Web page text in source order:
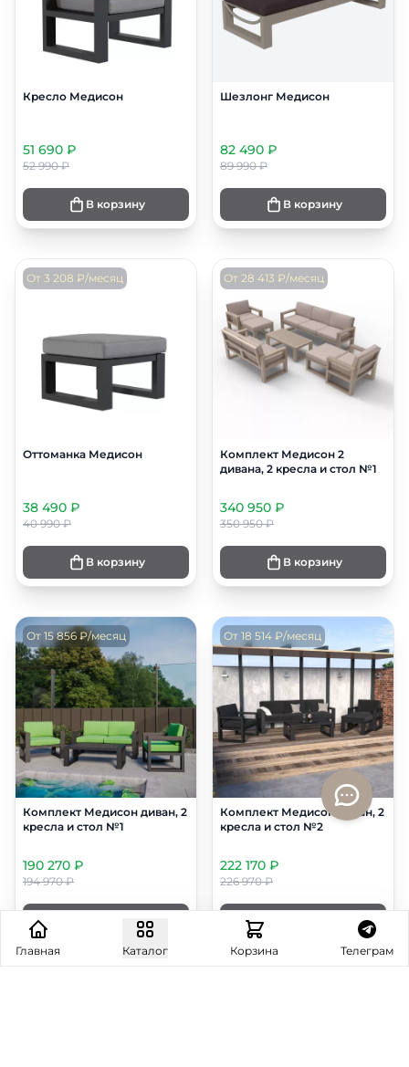
Кресло Медисон
51 690 ₽
52 990 ₽
В корзину
Шезлонг Медисон
82 490 ₽
89 990 ₽
В корзину
От 3 208 ₽/месяц
Оттоманка Медисон
38 490 ₽
40 990 ₽
В корзину
От 28 413 ₽/месяц
Комплект Медисон 2
дивана, 2 кресла и стол №1
340 950 ₽
350 950 ₽
В корзину
От 15 856 ₽/месяц
Комплект Медисон диван, 2
кресла и стол №1
190 270 ₽
194 970 ₽
В корзину
От 18 514 ₽/месяц
Комплект Медисон диван, 2
кресла и стол №2
222 170 ₽
226 970 ₽
Главная Каталог Корзина Телеграм